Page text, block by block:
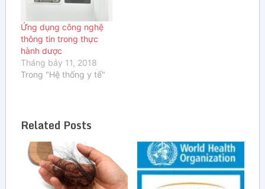
Ứng dụng công nghệ
thông tin trong thực
hành dược
Tháng bảy 11, 2018
Trong "Hệ thống y tế"
Related Posts